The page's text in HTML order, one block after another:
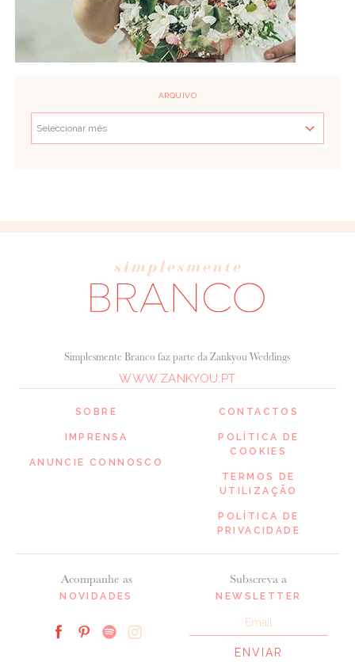
ARQUIVO
SOBRE
IMPRENSA
ANUNCIE CONNOSCO
Acompanhe as
NOVIDADES
Simplesmente Branco faz parte da Zankyou Weddings
WWW.ZANKYOU.PT
Subscreva a
NEWSLETTER
CONTACTOS
POLÍTICA DE
COOKIES
TERMOS DE
UTILIZAÇÃO
POLÍTICA DE
PRIVACIDADE